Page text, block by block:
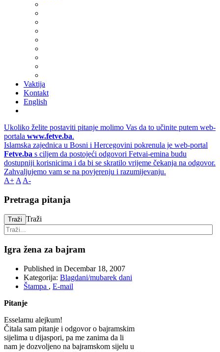
Vaktija
Kontakt
English
Ukoliko želite postaviti pitanje molimo Vas da to učinite putem web-
portala www.fetve.ba.
Islamska zajednica u Bosni i Hercegovini pokrenula je web-portal
Fetve.ba s ciljem da postojeći odgovori Fetvai-emina budu
dostupniji korisnicima i da bi se skratilo vrijeme čekanja na odgovor.
Zahvaljujemo vam se na povjerenju i razumijevanju.
A+ A A-
Pretraga pitanja
Traži Traži
Igra žena za bajram
Published in Decembar 18, 2007
Kategorija: Blagdani/mubarek dani
Štampa , E-mail
Pitanje
Esselamu alejkum!
Čitala sam pitanje i odgovor o bajramskim
sijelima u dijaspori, pa me zanima da li
nam je dozvoljeno na bajramskom sijelu u